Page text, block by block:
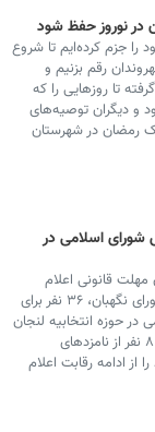
در نوروز حفظ شود
را جزم کرده‌ایم تا شروع
شهروندان رقم بزنیم و
تا روزهایی را که
و دیگران توصیه‌های
رمضان در شهرستان
شورای اسلامی در
مهلت قانونی اعلام
اسامی نامزدهای تأیید شده از سوی شورای نگهبان، ۳۶ نفر برای
حوزه انتخابیه لنجان
مورد تأیید قرار گرفتند که از این تعداد ۸ نفر از نامزدهای
از ادامه رقابت اعلام